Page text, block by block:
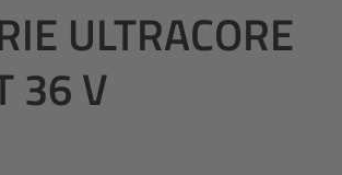
ULTRACORE
36 V